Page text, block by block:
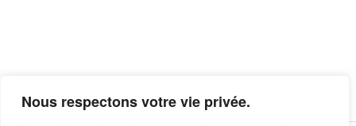
Nous respectons votre vie privée.